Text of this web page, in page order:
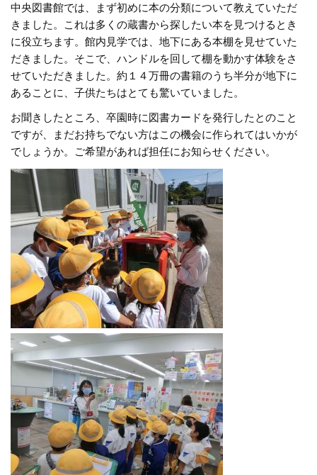
中央図書館では、まず初めに本の分類について教えていただ
きました。これは多くの蔵書から探したい本を見つけるとき
に役立ちます。館内見学では、地下にある本棚を見せていた
だきました。そこで、ハンドルを回して棚を動かす体験をさ
せていただきました。約１４万冊の書籍のうち半分が地下に
あることに、子供たちはとても驚いていました。
お聞きしたところ、卒園時に図書カードを発行したとのこと
ですが、まだお持ちでない方はこの機会に作られてはいかが
でしょうか。ご希望があれば担任にお知らせください。